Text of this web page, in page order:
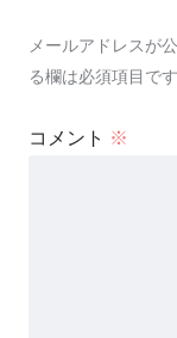
メールアドレスが
る欄は必須項目です
コメント ※